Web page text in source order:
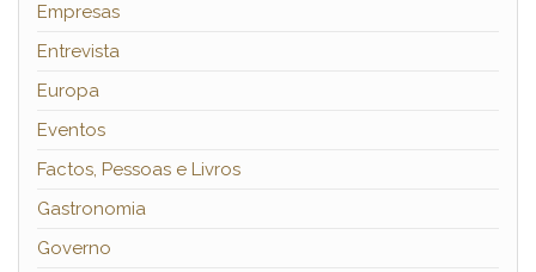
Empresas
Entrevista
Europa
Eventos
Factos, Pessoas e Livros
Gastronomia
Governo